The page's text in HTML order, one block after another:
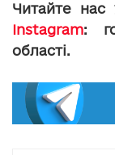
Читайте нас
Instagram:
області.